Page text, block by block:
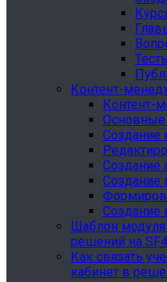
Контент-
Контент-
Основные
Создание
Создание
Создание
Создание
Шаблон модуля
решений на
Как связать
кабинет в